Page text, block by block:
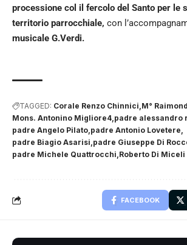
processione col il fercolo del Santo per le
territorio parrocchiale, con
musicale G.Verdi.
TAGGED: Corale Renzo Chinnici M°
Mons. Antonino Migliore4 padre alessandro
padre Angelo Pilato padre Antonio Lovetere
padre Biagio Asarisi padre Giuseppe Di
padre Michele Quattrocchi Roberto Di Miceli
FACEBOOK